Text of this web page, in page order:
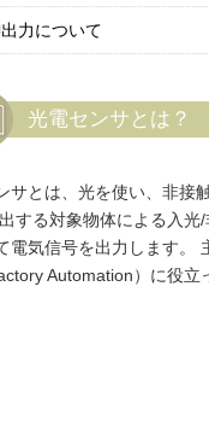
力について
光電センサとは？
サとは、光を使い、非接
する対象物体による入
電気信号を出力します。
Automation）に役立